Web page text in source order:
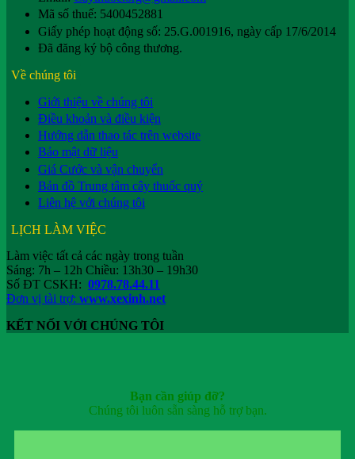
Mã số thuế: 5400452881
Giấy phép hoạt động số: 25.G.001916, ngày cấp 17/6/2014
Đã đăng ký bộ công thương.
Về chúng tôi
Giới thiệu về chúng tôi
Điều khoản và điều kiện
Hướng dẫn thao tác trên website
Bảo mật dữ liệu
Giá Cước và vận chuyển
Bản đồ Trung tâm cây thuốc quý
Liên hệ với chúng tôi
LỊCH LÀM VIỆC
Làm việc tất cả các ngày trong tuần
Sáng: 7h – 12h Chiều: 13h30 – 19h30
Số ĐT CSKH: 0978.78.44.11
Đơn vị tài trợ: www.xexinh.net
KẾT NỐI VỚI CHÚNG TÔI
Bạn cần giúp đỡ?
Chúng tôi luôn sẵn sàng hỗ trợ bạn.